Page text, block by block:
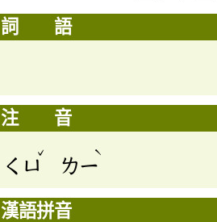
詞 語
注 音
ㄑㄩ
ˇ
ㄌㄧ
ˋ
漢語拼音